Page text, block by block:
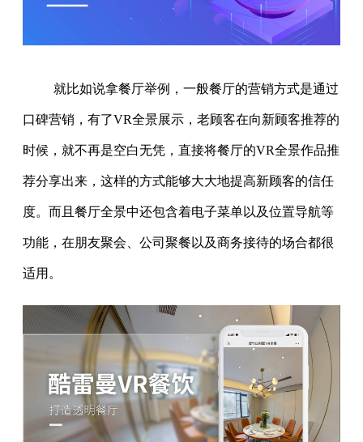
就比如说拿餐厅举例，一般餐厅的营销方式是通过
口碑营销，有了VR全景展示，老顾客在向新顾客推荐的
时候，就不再是空白无凭，直接将餐厅的VR全景作品推
荐分享出来，这样的方式能够大大地提高新顾客的信任
度。而且餐厅全景中还包含着电子菜单以及位置导航等
功能，在朋友聚会、公司聚餐以及商务接待的场合都很
适用。